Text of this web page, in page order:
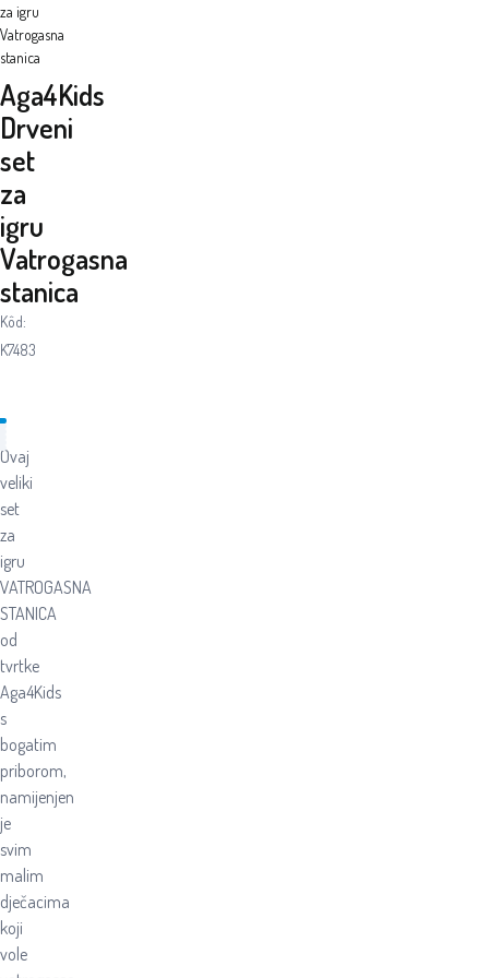
za igru
Vatrogasna
stanica
Aga4Kids
Drveni
set
za
igru
Vatrogasna
stanica
Kôd:
K7483
Ovaj
veliki
set
za
igru
VATROGASNA
STANICA
od
tvrtke
Aga4Kids
s
bogatim
priborom,
namijenjen
je
svim
malim
dječacima
koji
vole